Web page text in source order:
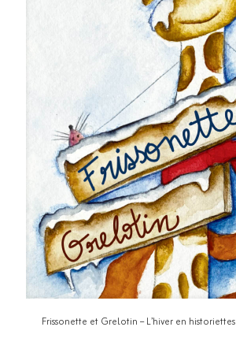
Frissonette et Grelotin – L’hiver en historiettes